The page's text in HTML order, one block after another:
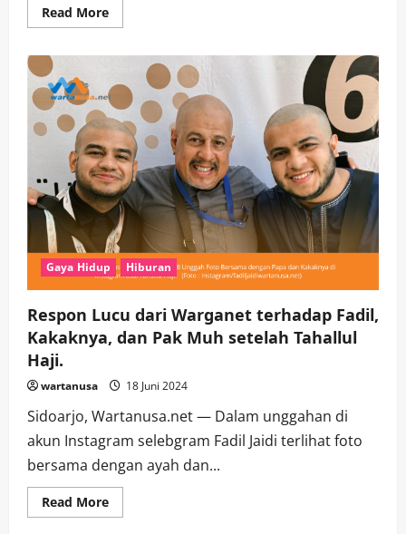
Read MoreRead
more
Ahmad
Nagita
Bertemu
dengan
Ibas
dan
Istrinya
di
Tanah
Suci
Makkah,
Ibas
Mendoakan
agar
Raffi
Istiqomah
Gaya Hidup Hiburan
Respon Lucu dari Warganet terhadap Fadil,
Kakaknya, dan Pak Muh setelah Tahallul
Haji.
wartanusa 18 Juni 2024
Sidoarjo, Wartanusa.net — Dalam unggahan di
akun Instagram selebgram Fadil Jaidi terlihat foto
bersama dengan ayah dan...
Read MoreRead
more